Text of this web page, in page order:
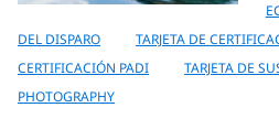
DEL DISPARO
TARJETA DE
CERTIFICACIÓN PADI
TARJETA DE
PHOTOGRAPHY